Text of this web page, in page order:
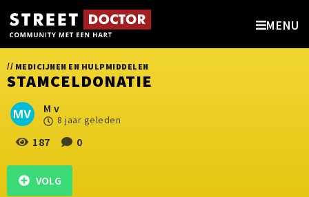
MENU
// MEDICIJNEN EN HULPMIDDELEN
STAMCELDONATIE
M v
8 jaar geleden
187 0
VOLG